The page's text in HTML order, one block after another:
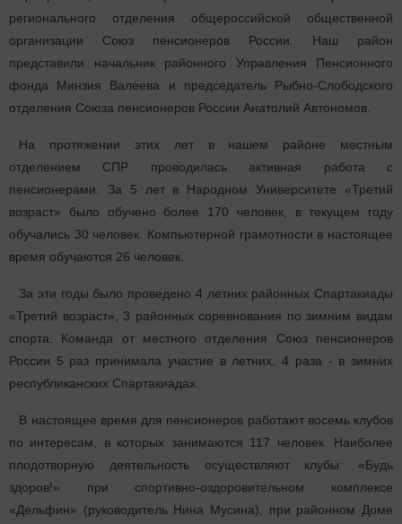
регионального отделения общероссийской общественной
организации Союз пенсионеров России. Наш район
представили начальник районного Управления Пенсионного
фонда Минзия Валеева и председатель Рыбно-Слободского
отделения Союза пенсионеров России Анатолий Автономов.
На протяжении этих лет в нашем районе местным
отделением СПР проводилась активная работа с
пенсионерами. За 5 лет в Народном Университете «Третий
возраст» было обучено более 170 человек, в текущем году
обучались 30 человек. Компьютерной грамотности в настоящее
время обучаются 26 человек.
За эти годы было проведено 4 летних районных Спартакиады
«Третий возраст», 3 районных соревнования по зимним видам
спорта. Команда от местного отделения Союз пенсионеров
России 5 раз принимала участие в летних, 4 раза - в зимних
республиканских Спартакиадах.
В настоящее время для пенсионеров работают восемь клубов
по интересам, в которых занимаются 117 человек. Наиболее
плодотворную деятельность осуществляют клубы: «Будь
здоров!» при спортивно-оздоровительном комплексе
«Дельфин» (руководитель Нина Мусина), при районном Доме